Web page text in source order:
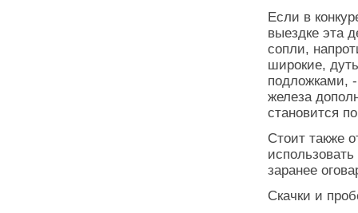
Если в
выездке эта
сопли,
широкие,
подложками,
железа
становится
Стоит также
заранее
Скачки и